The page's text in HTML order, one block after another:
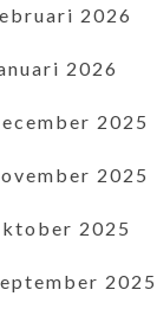
2026
2026
2025
2025
2025
2025